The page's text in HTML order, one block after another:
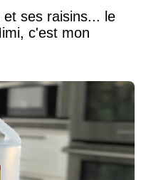
ses raisins... le
c'est mon